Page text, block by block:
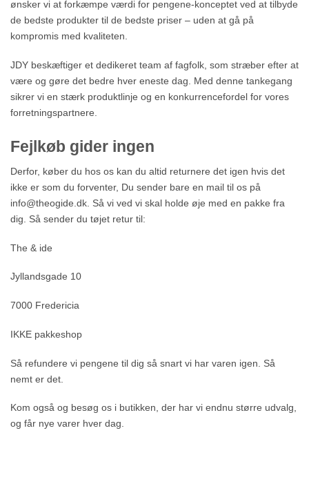
ønsker vi at forkæmpe værdi for pengene-konceptet ved at tilbyde
de bedste produkter til de bedste priser – uden at gå på
kompromis med kvaliteten.
JDY beskæftiger et dedikeret team af fagfolk, som stræber efter at
være og gøre det bedre hver eneste dag. Med denne tankegang
sikrer vi en stærk produktlinje og en konkurrencefordel for vores
forretningspartnere.
Fejlkøb gider ingen
Derfor, køber du hos os kan du altid returnere det igen hvis det
ikke er som du forventer, Du sender bare en mail til os på
info@theogide.dk. Så vi ved vi skal holde øje med en pakke fra
dig. Så sender du tøjet retur til:
The & ide
Jyllandsgade 10
7000 Fredericia
IKKE pakkeshop
Så refundere vi pengene til dig så snart vi har varen igen. Så
nemt er det.
Kom også og besøg os i butikken, der har vi endnu større udvalg,
og får nye varer hver dag.